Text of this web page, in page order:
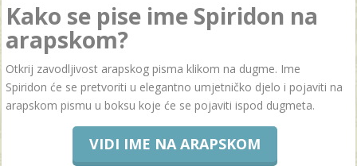
Kako se pise ime Spiridon na
arapskom?
Otkrij zavodljivost arapskog pisma klikom na dugme. Ime
Spiridon će se pretvoriti u elegantno umjetničko djelo i pojaviti na
arapskom pismu u boksu koje će se pojaviti ispod dugmeta.
VIDI IME NA ARAPSKOM